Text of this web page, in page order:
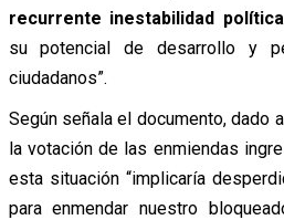
recurrente inestabilidad
su potencial de desarrollo y
ciudadanos”.
Según señala el documento, dado
la votación de las enmiendas
esta situación “implicaría
para enmendar nuestro